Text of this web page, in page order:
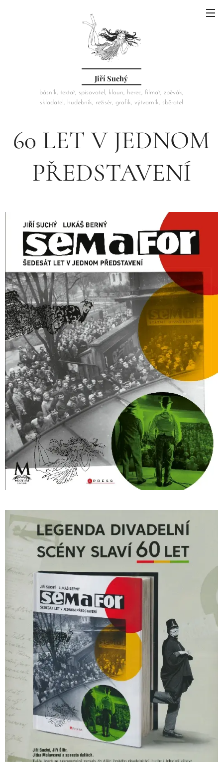
Jiří Suchý
básník, textař, spisovatel, klaun, herec, filmař, zpěvák,
skladatel, hudebník, režisér, grafik, výtvarník, sběratel
60 LET V JEDNOM
PŘEDSTAVENÍ